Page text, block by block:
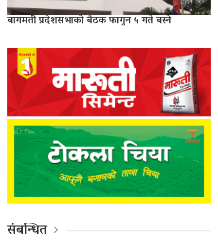
बागमती प्रदेशसभाको बैठक फागुन ५ गते बस्ने
संबन्धित